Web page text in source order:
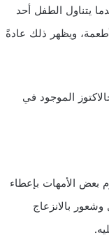
يتناول الطفل أحد
ويظهر ذلك عادةً
الموجود في
الأمهات بإعطاء
بالانزعاج